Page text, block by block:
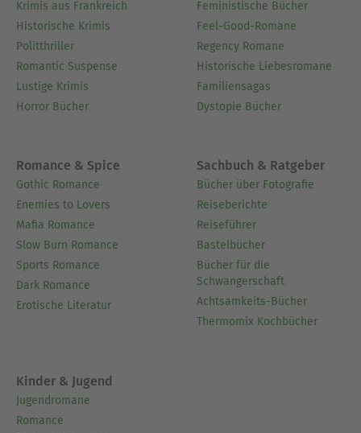
Krimis aus Frankreich
Historische Krimis
Politthriller
Romantic Suspense
Lustige Krimis
Horror Bücher
Feministische Bücher
Feel-Good-Romane
Regency Romane
Historische Liebesromane
Familiensagas
Dystopie Bücher
Romance & Spice
Gothic Romance
Enemies to Lovers
Mafia Romance
Slow Burn Romance
Sports Romance
Dark Romance
Erotische Literatur
Sachbuch & Ratgeber
Bücher über Fotografie
Reiseberichte
Reiseführer
Bastelbücher
Bücher für die
Schwangerschaft
Achtsamkeits-Bücher
Thermomix Kochbücher
Kinder & Jugend
Jugendromane
Romance